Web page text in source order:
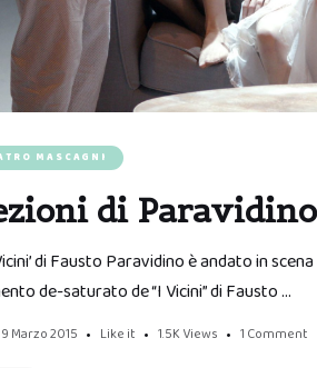
MASCAGNI
di
di Fausto Paravidino è andato in
de-saturato de “I Vicini” di Fausto …
9 Marzo 2015 Like it 1.5K Views 1 Comment